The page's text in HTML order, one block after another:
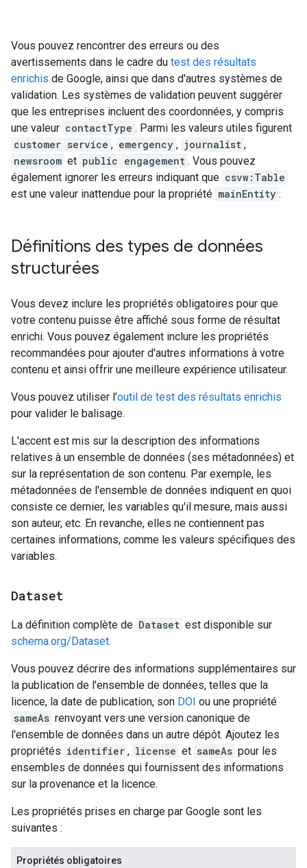
Vous pouvez rencontrer des erreurs ou des
avertissements dans le cadre du test des résultats
enrichis de Google, ainsi que dans d'autres systèmes de
validation. Les systèmes de validation peuvent suggérer
que les entreprises incluent des coordonnées, y compris
une valeur contactType . Parmi les valeurs utiles figurent
customer service , emergency , journalist ,
newsroom et public engagement . Vous pouvez
également ignorer les erreurs indiquant que csvw:Table
est une valeur inattendue pour la propriété mainEntity .
Définitions des types de données
structurées
Vous devez inclure les propriétés obligatoires pour que
votre contenu puisse être affiché sous forme de résultat
enrichi. Vous pouvez également inclure les propriétés
recommandées pour ajouter d'autres informations à votre
contenu et ainsi offrir une meilleure expérience utilisateur.
Vous pouvez utiliser l'outil de test des résultats enrichis
pour valider le balisage.
L'accent est mis sur la description des informations
relatives à un ensemble de données (ses métadonnées) et
sur la représentation de son contenu. Par exemple, les
métadonnées de l'ensemble de données indiquent en quoi
consiste ce dernier, les variables qu'il mesure, mais aussi
son auteur, etc. En revanche, elles ne contiennent pas
certaines informations, comme les valeurs spécifiques des
variables.
Dataset
La définition complète de Dataset est disponible sur
schema.org/Dataset.
Vous pouvez décrire des informations supplémentaires sur
la publication de l'ensemble de données, telles que la
licence, la date de publication, son DOI ou une propriété
sameAs renvoyant vers une version canonique de
l'ensemble de données dans un autre dépôt. Ajoutez les
propriétés identifier , license et sameAs pour les
ensembles de données qui fournissent des informations
sur la provenance et la licence.
Les propriétés prises en charge par Google sont les
suivantes :
Propriétés obligatoires